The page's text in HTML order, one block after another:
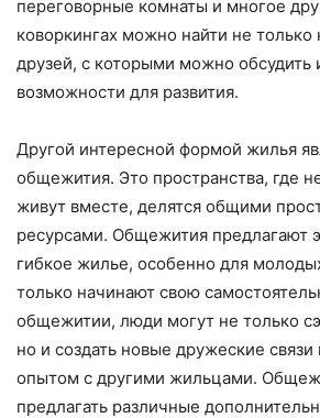
переговорные комнаты и многое
коворкингах можно найти не только
друзей, с которыми можно обсудить
возможности для развития.
Другой интересной формой жилья
общежития. Это пространства, где
живут вместе, делятся общими
ресурсами. Общежития предлагают
гибкое жилье, особенно для
только начинают свою
общежитии, люди могут не только
но и создать новые дружеские связи
опытом с другими жильцами.
предлагать различные